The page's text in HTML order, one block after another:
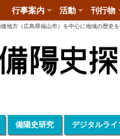
行事案内 活動 刊行物
地方（広島県福山市）を中心に地域の歴史
備陽史研究 デジタルラ